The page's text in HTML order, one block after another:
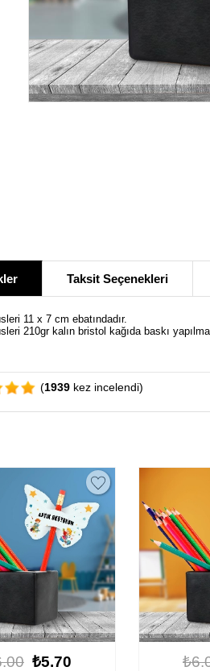
Taksit Seçenekleri
11 x 7 cm ebatındadır.
210gr kalın bristol kağıda baskı
(1939 kez incelendi)
₺6.00 ₺5.70